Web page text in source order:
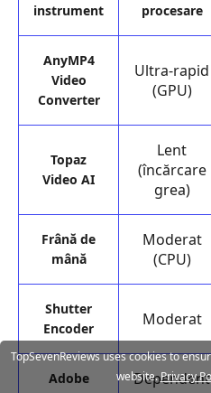
instrument
procesare
AnyMP4
Video
Converter
Ultra-rapid
(GPU)
Topaz
Video AI
Lent
(încărcare
grea)
Frână de
mână
Moderat
(CPU)
Shutter
Encoder
Moderat
Adobe
Dependent
TopSevenReviews uses cookies to
website.Privacy